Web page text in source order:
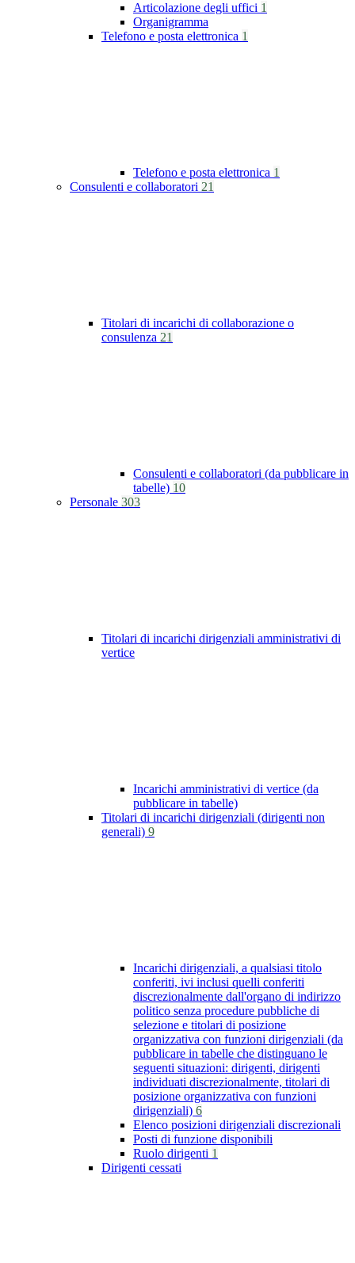
Articolazione degli uffici 1
Organigramma
Telefono e posta elettronica 1
Telefono e posta elettronica 1
Consulenti e collaboratori 21
Titolari di incarichi di collaborazione o
consulenza 21
Consulenti e collaboratori (da pubblicare in
tabelle) 10
Personale 303
Titolari di incarichi dirigenziali amministrativi di
vertice
Incarichi amministrativi di vertice (da
pubblicare in tabelle)
Titolari di incarichi dirigenziali (dirigenti non
generali) 9
Incarichi dirigenziali, a qualsiasi titolo
conferiti, ivi inclusi quelli conferiti
discrezionalmente dall'organo di indirizzo
politico senza procedure pubbliche di
selezione e titolari di posizione
organizzativa con funzioni dirigenziali (da
pubblicare in tabelle che distinguano le
seguenti situazioni: dirigenti, dirigenti
individuati discrezionalmente, titolari di
posizione organizzativa con funzioni
dirigenziali) 6
Elenco posizioni dirigenziali discrezionali
Posti di funzione disponibili
Ruolo dirigenti 1
Dirigenti cessati